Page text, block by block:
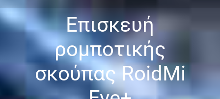
Επισκευή
ρομποτικής
σκούπας RoidMi